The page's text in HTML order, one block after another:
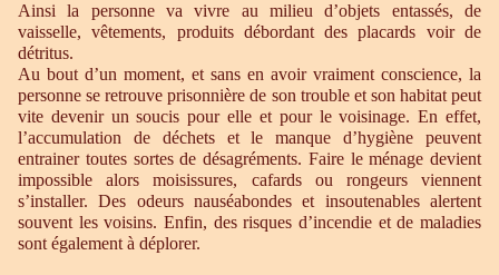
Ainsi la personne va vivre au milieu d’objets entassés, de
vaisselle, vêtements, produits débordant des placards voir de
détritus.
Au bout d’un moment, et sans en avoir vraiment conscience, la
personne se retrouve prisonnière de son trouble et son habitat peut
vite devenir un soucis pour elle et pour le voisinage. En effet,
l’accumulation de déchets et le manque d’hygiène peuvent
entrainer toutes sortes de désagréments. Faire le ménage devient
impossible alors moisissures, cafards ou rongeurs viennent
s’installer. Des odeurs nauséabondes et insoutenables alertent
souvent les voisins. Enfin, des risques d’incendie et de maladies
sont également à déplorer.